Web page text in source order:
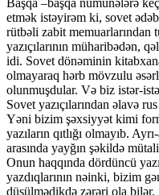
etmək istəyirəm ki, sovet
rütbəli zabit memuarlarından
yazıçılarının müharibədən,
idi. Sovet dönəminin
olmayaraq hərb mövzulu
olunmuşdular. Və biz istər-
Sovet yazıçılarından əlavə
Yəni bizim şəxsiyyət kimi
yazıların qıtlığı olmayıb.
arasında yayğın şəkildə
Onun haqqında dördüncü
yazdıqlarının nəinki, bizim
düşülmədikdə zərəri ola bilər.